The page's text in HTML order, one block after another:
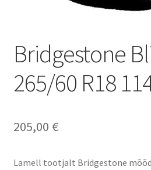
Bridgestone
265/60 R18
205,00 €
Lamell tootjalt Bridgestone